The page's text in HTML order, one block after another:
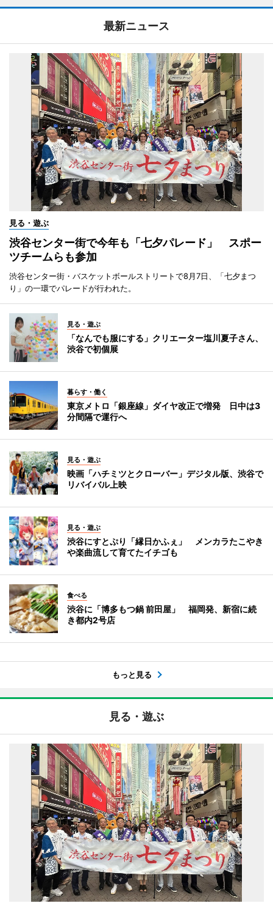
最新ニュース
見る・遊ぶ
渋谷センター街で今年も「七夕パレード」 スポー
ツチームらも参加
渋谷センター街・バスケットボールストリートで8月7日、「七夕まつ
り」の一環でパレードが行われた。
見る・遊ぶ
「なんでも服にする」クリエーター塩川夏子さん、
渋谷で初個展
暮らす・働く
東京メトロ「銀座線」ダイヤ改正で増発 日中は3
分間隔で運行へ
見る・遊ぶ
映画「ハチミツとクローバー」デジタル版、渋谷で
リバイバル上映
見る・遊ぶ
渋谷にすとぷり「縁日かふぇ」 メンカラたこやき
や楽曲流して育てたイチゴも
食べる
渋谷に「博多もつ鍋 前田屋」 福岡発、新宿に続
き都内2号店
もっと見る
見る・遊ぶ